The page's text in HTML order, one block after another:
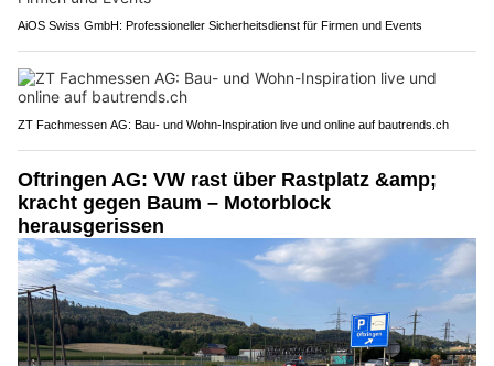
AiOS Swiss GmbH: Professioneller Sicherheitsdienst für Firmen und Events
ZT Fachmessen AG: Bau- und Wohn-Inspiration live und online auf bautrends.ch
Oftringen AG: VW rast über Rastplatz &amp;
kracht gegen Baum – Motorblock
herausgerissen